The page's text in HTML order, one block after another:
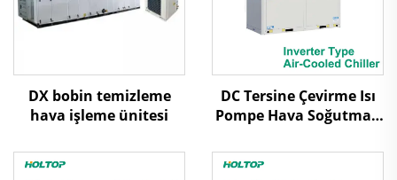
DX bobin temizleme
hava işleme ünitesi
DC Tersine Çevirme Isı
Pompe Hava Soğutmalı